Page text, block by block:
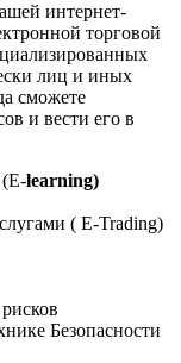
интернет-
торговой
лиц и иных
сможете
и вести его в
(E-learning)
( E-Trading)
Безопасности